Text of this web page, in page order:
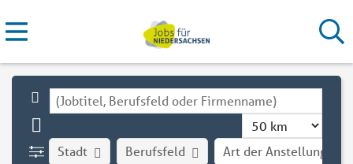
Stadt Art der Anstellung
Berufsfeld